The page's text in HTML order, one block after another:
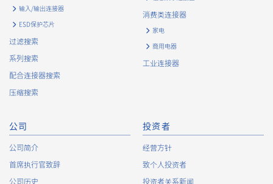
浮动接头 自动化连接器
浮动接头 自动化连接器
输入/输出连接器
ESD保护芯片
过滤搜索
系列搜索
配合连接器搜索
压缩搜索
消费类连接器
家电
商用电器
工业连接器
公司
公司简介
首席执行官致辞
公司历史
投资者
经营方针
致个人投资者
投资者关系新闻